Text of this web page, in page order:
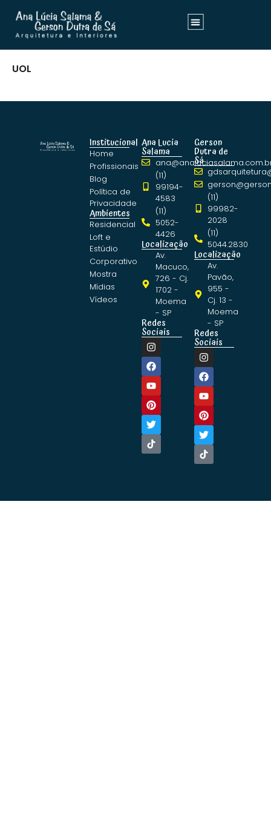
UOL
Institucional
Home
Profissionais
Blog
Política de
Privacidade
Ambientes
Residencial
Loft e
Estúdio
Corporativo
Mostra
Mídias
Vídeos
Ana Lucia
Salama
(11)
99194-
4583
(11)
5052-
4426
Localização
Av.
Macuco,
726 - Cj.
1702 -
Moema
- SP
Redes
Sociais
Gerson
Dutra de
Sá
(11)
99982-
2028
(11)
5044.2830
Localização
Av.
Pavão,
955 -
Cj. 13 -
Moema
- SP
Redes
Sociais